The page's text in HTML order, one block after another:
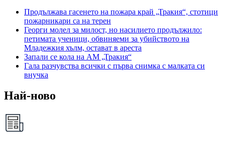
Продължава гасенето на пожара край „Тракия“, стотици
пожарникари са на терен
Георги молел за милост, но насилието продължило:
петимата ученици, обвиняеми за убийството на
Младежкия хълм, остават в ареста
Запали се кола на АМ „Тракия“
Гала разчувства всички с първа снимка с малката си
внучка
Най-ново